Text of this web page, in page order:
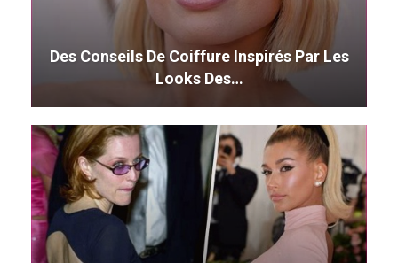
Des Conseils De Coiffure Inspirés Par Les
Looks Des…